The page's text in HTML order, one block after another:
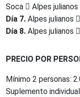
Soca
Alpes julianos
Día 7. Alpes julianos
Día 8. Alpes julianos
PRECIO POR
Mínimo 2 personas:
Suplemento